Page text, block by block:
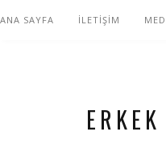
ANA SAYFA İLETİŞİM